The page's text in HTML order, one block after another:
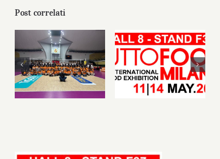
Post correlati
PanBiscò celebra
una stagione da
record della
Leonessa Volley:
sport, territorio e
una community in
PanBiscò al
TUTTOFOOD
Milano